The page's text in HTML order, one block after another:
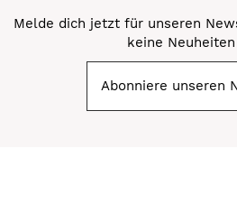
Melde dich jetzt für unseren
keine
Abonniere unseren